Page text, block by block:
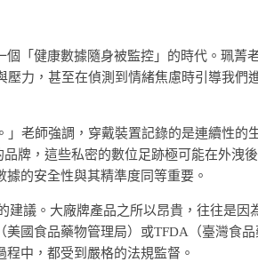
「健康數據隨身被監控」的時代。珮菁
力，甚至在偵測到情緒焦慮時引導我們
」老師強調，穿戴裝置記錄的是連續性的
牌，這些私密的數位足跡極可能在外洩
的安全性與其精準度同等重要。
建議。大廠牌產品之所以昂貴，往往是因
國食品藥物管理局）或TFDA（臺灣食
中，都受到嚴格的法規監督。